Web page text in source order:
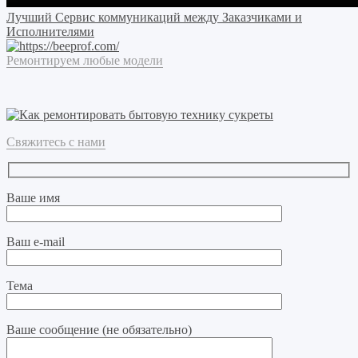
Лучший Сервис коммуникаций между Заказчиками и
Исполнителями
Ремонтируем любые модели
Свяжитесь с нами
Ваше имя
Ваш e-mail
Тема
Ваше сообщение (не обязательно)